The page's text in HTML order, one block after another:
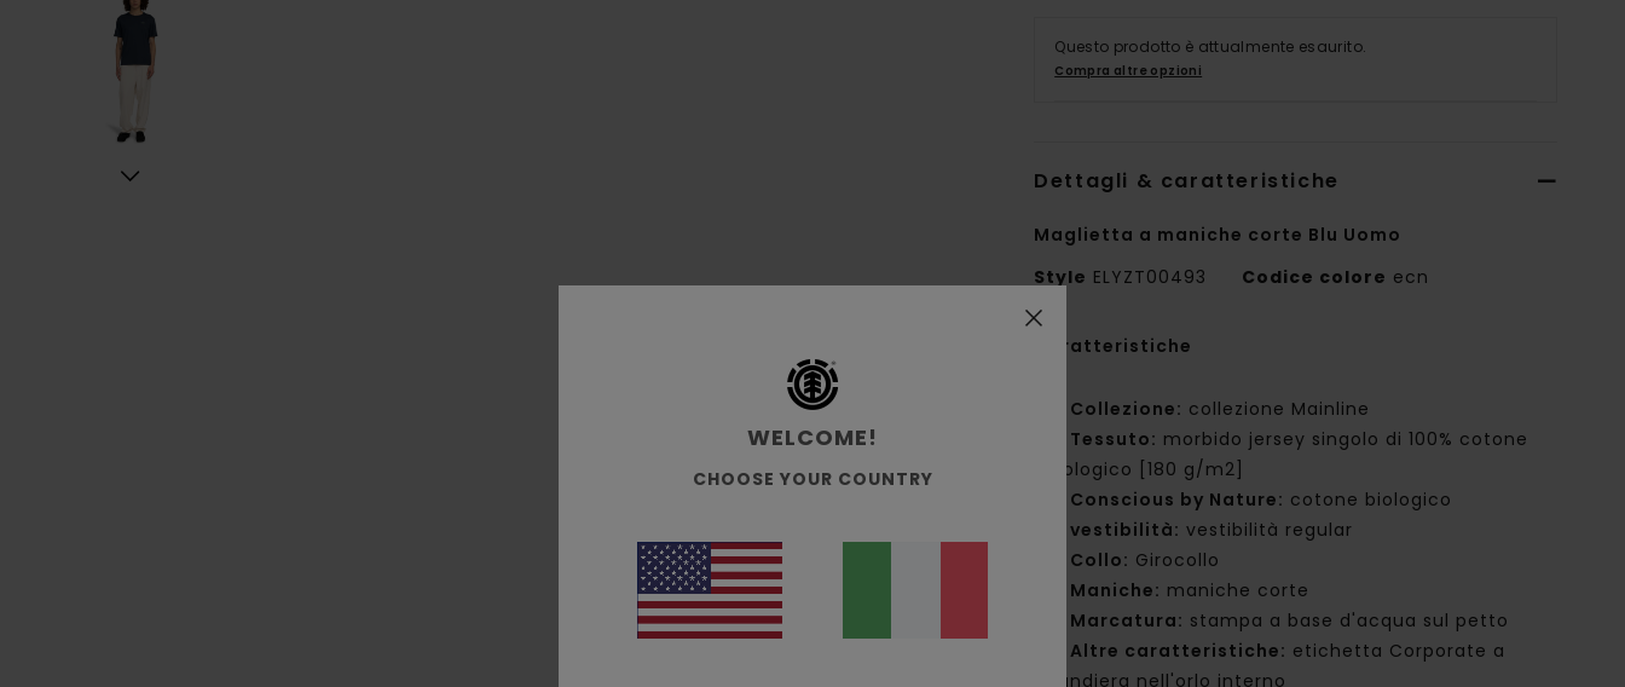
Questo prodotto è attualmente esaurito.
Compra altre opzioni
Dettagli & caratteristiche
Maglietta a maniche corte Blu Uomo
Style ELYZT00493 Codice colore ecn
Caratteristiche
Collezione: collezione Mainline
Tessuto: morbido jersey singolo di 100% cotone
biologico [180 g/m2]
Conscious by Nature: cotone biologico
vestibilità: vestibilità regular
Collo: Girocollo
Maniche: maniche corte
Marcatura: stampa a base d'acqua sul petto
Altre caratteristiche: etichetta Corporate a
bandiera nell'orlo interno
WELCOME!
CHOOSE YOUR COUNTRY